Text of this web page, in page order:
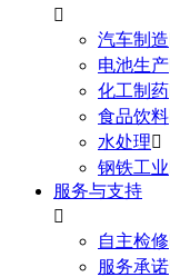

汽车制造
电池生产
化工制药
食品饮料
水处理
钢铁工业
服务与支持

自主检修
服务承诺